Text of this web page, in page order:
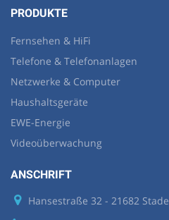
PRODUKTE
Fernsehen & HiFi
Telefone & Telefonanlagen
Netzwerke & Computer
Haushaltsgeräte
EWE-Energie
Videoüberwachung
ANSCHRIFT
Hansestraße 32 - 21682 Stade